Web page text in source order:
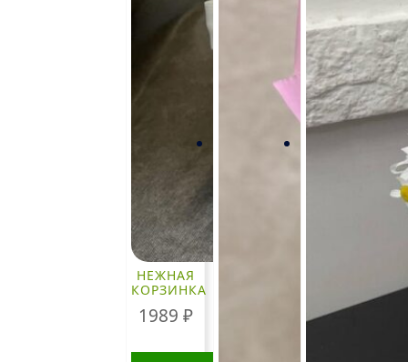
НЕЖНАЯ
КОРЗИНКА
1989 ₽